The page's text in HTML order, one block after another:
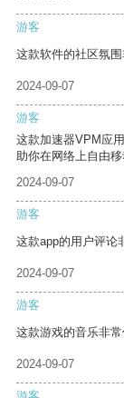
游客
这款软件的社区氛
2024-09-07
游客
这款加速器VPM应
助你在网络上自由移
2024-09-07
游客
这款app的用户评论
2024-09-07
游客
这款游戏的音乐非常
2024-09-07